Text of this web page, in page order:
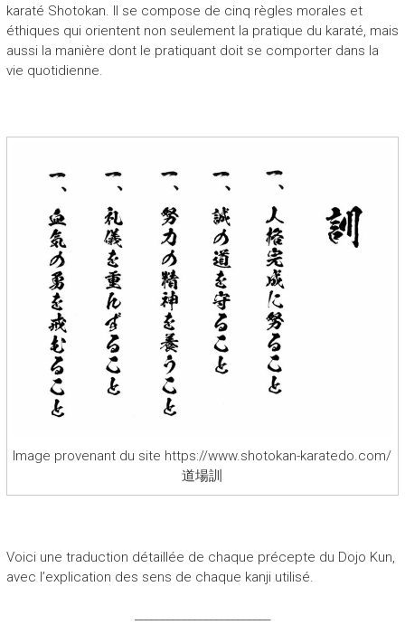
karaté Shotokan. Il se compose de cinq règles morales et
éthiques qui orientent non seulement la pratique du karaté, mais
aussi la manière dont le pratiquant doit se comporter dans la
vie quotidienne.
Image provenant du site https://www.shotokan-karatedo.com/
道場訓
Voici une traduction détaillée de chaque précepte du Dojo Kun,
avec l’explication des sens de chaque kanji utilisé.